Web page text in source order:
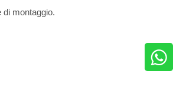
montaggio.